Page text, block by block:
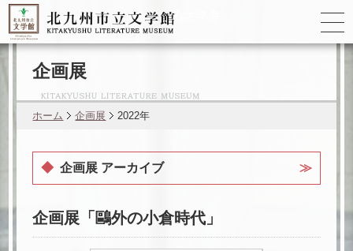
ゆかりの
企画展
ホーム 企画展 2022年
企画展「鷗外の小倉時代」
企画展 アーカイブ